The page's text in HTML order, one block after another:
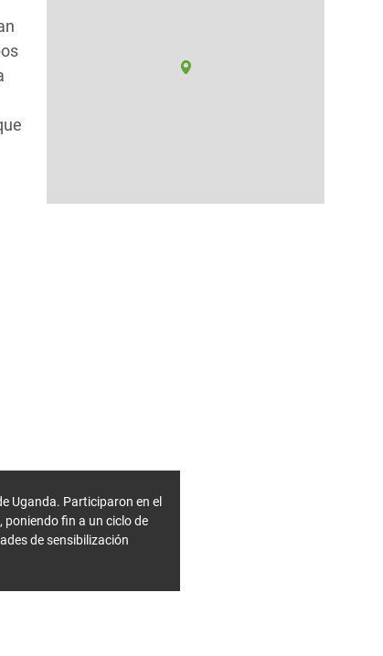
Uganda. Participaron en el
poniendo fin a un ciclo de
de sensibilización